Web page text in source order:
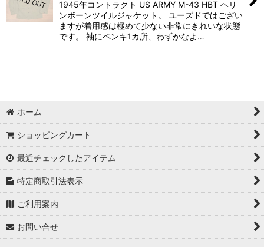
1945年コントラクト US ARMY M-43 HBT ヘリ
ンボーンツイルジャケット。 ユーズドではござい
ますが着用感は極めて少ない非常にきれいな状態
です。 袖にペンキ1カ所、わずかなよ…
ホーム
ショッピングカート
最近チェックしたアイテム
特定商取引法表示
ご利用案内
お問い合せ